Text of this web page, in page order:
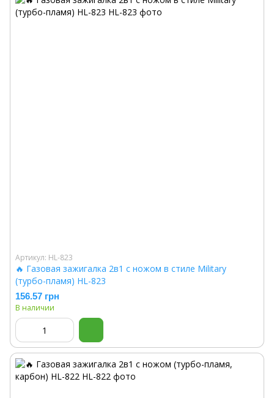
Артикул: HL-823
🔥 Газовая зажигалка 2в1 с ножом в стиле Military
(турбо-пламя) HL-823
156.57 грн
В наличии